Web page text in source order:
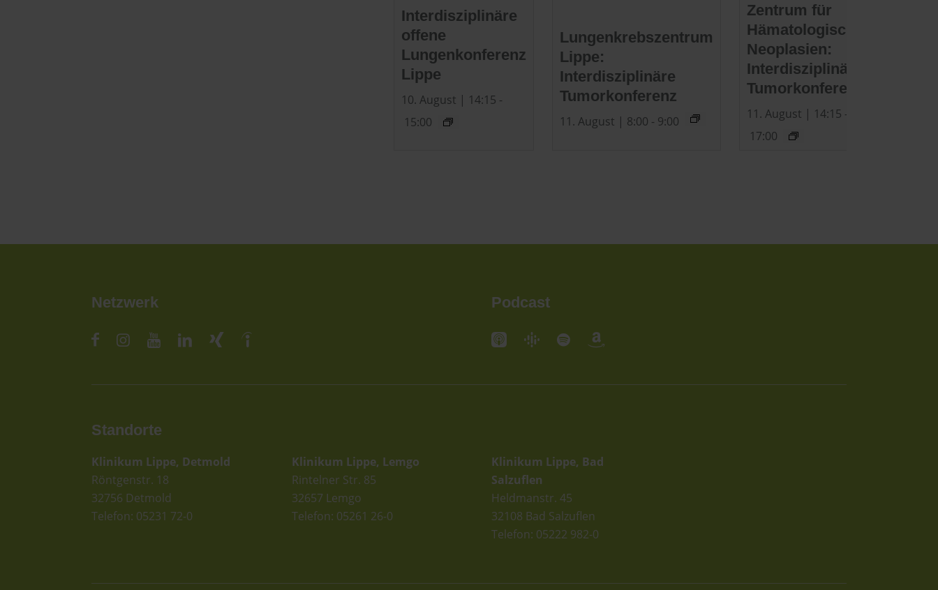
Interdisziplinäre
offene
Lungenkonferenz
Lippe
10. August | 14:15 -
15:00
Lungenkrebszentrum
Lippe:
Interdisziplinäre
Tumorkonferenz
11. August | 8:00 - 9:00
Zentrum für
Hämatologische
Neoplasien:
Interdisziplinäre
Tumorkonferenz
11. August | 14:15 -
17:00
Netzwerk Podcast
Standorte
Klinikum Lippe, Detmold
Röntgenstr. 18
32756 Detmold
Telefon: 05231 72-0
Klinikum Lippe, Lemgo
Rintelner Str. 85
32657 Lemgo
Telefon: 05261 26-0
Klinikum Lippe, Bad
Salzuflen
Heldmanstr. 45
32108 Bad Salzuflen
Telefon: 05222 982-0